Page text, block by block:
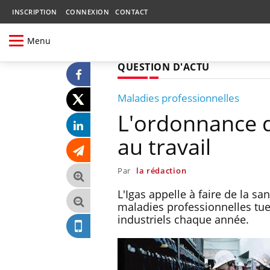
INSCRIPTION CONNEXION CONTACT
Menu
QUESTION D'ACTU
Maladies professionnelles
L'ordonnance
au travail
Par la rédaction
L'Igas appelle à faire de la
maladies professionnelles
industriels chaque année.